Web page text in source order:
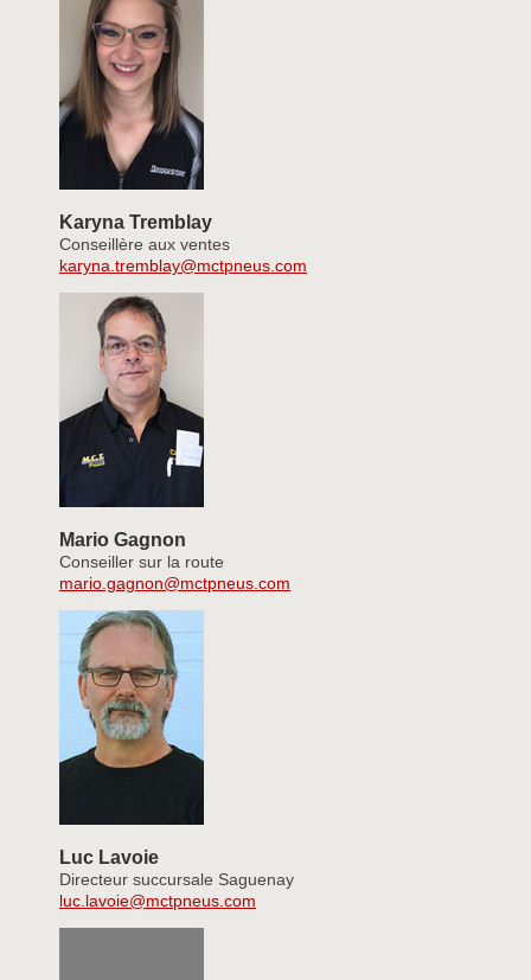
Karyna Tremblay
Conseillère aux ventes
karyna.tremblay@mctpneus.com
Mario Gagnon
Conseiller sur la route
mario.gagnon@mctpneus.com
Luc Lavoie
Directeur succursale Saguenay
luc.lavoie@mctpneus.com